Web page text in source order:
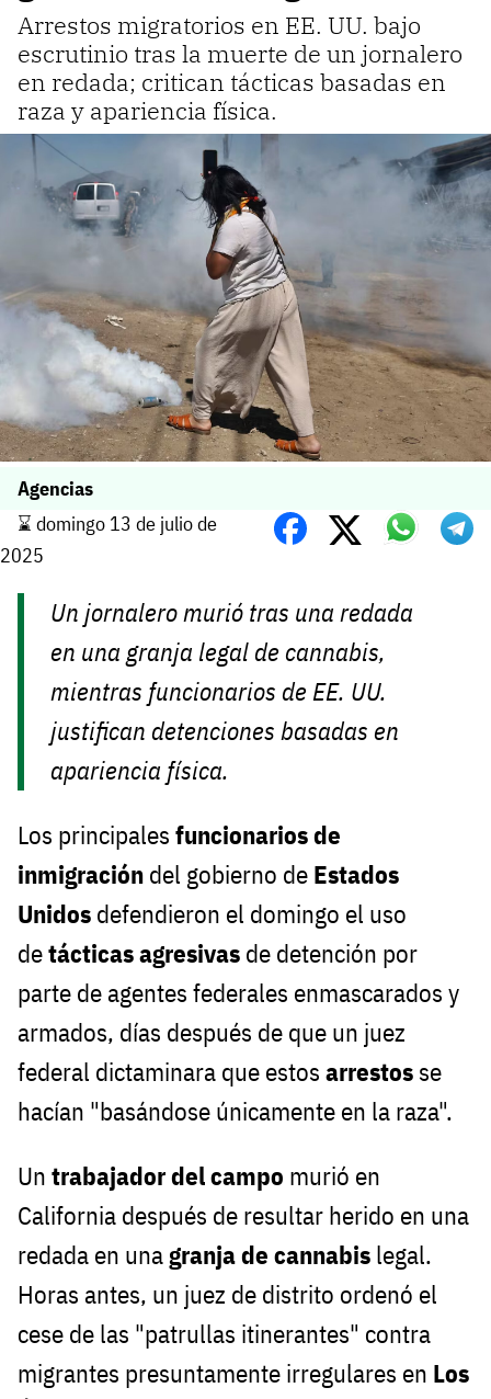
Arrestos migratorios en EE. UU. bajo
escrutinio tras la muerte de un jornalero
en redada; critican tácticas basadas en
raza y apariencia física.
Agencias
⌛️ domingo 13 de julio de
2025
Un jornalero murió tras una redada
en una granja legal de cannabis,
mientras funcionarios de EE. UU.
justifican detenciones basadas en
apariencia física.
Los principales funcionarios de
inmigración del gobierno de Estados
Unidos defendieron el domingo el uso
detácticas agresivas de detención por
parte de agentes federales enmascarados y
armados, días después de que un juez
federal dictaminara que estos arrestos se
hacían "basándose únicamente en la raza".
Un trabajador del campo murió en
California después de resultar herido en una
redada en unagranja de cannabis legal.
Horas antes, un juez de distrito ordenó el
cese de las "patrullas itinerantes" contra
migrantes presuntamente irregulares en Los